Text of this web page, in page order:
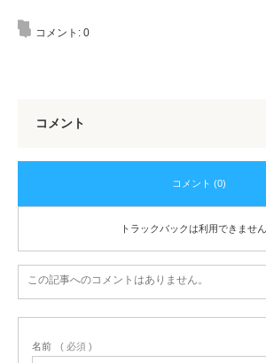
コメント: 0
コメント
コメント (0)
トラックバックは利用できません
この記事へのコメントはありません。
名前 ( 必須 )